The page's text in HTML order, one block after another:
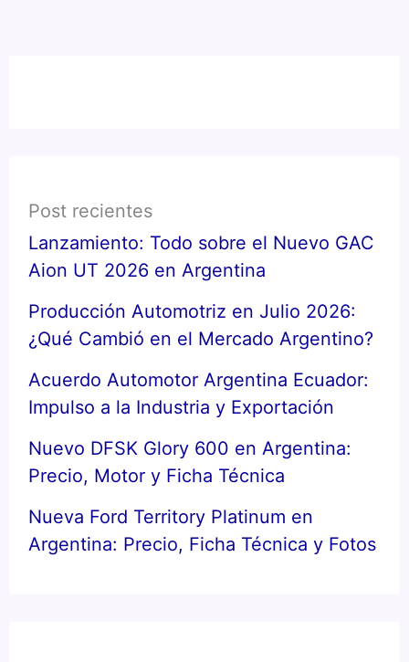
Post recientes
Lanzamiento: Todo sobre el Nuevo GAC
Aion UT 2026 en Argentina
Producción Automotriz en Julio 2026:
¿Qué Cambió en el Mercado Argentino?
Acuerdo Automotor Argentina Ecuador:
Impulso a la Industria y Exportación
Nuevo DFSK Glory 600 en Argentina:
Precio, Motor y Ficha Técnica
Nueva Ford Territory Platinum en
Argentina: Precio, Ficha Técnica y Fotos